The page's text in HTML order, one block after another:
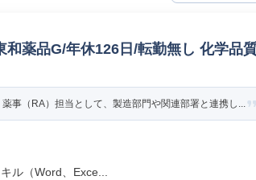
和薬品G/年休126日/転勤無し 化学品
事（RA）担当として、製造部門や関連部署と連携し...
ル（Word、Exce...